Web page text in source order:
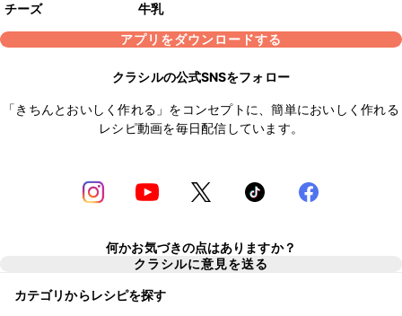
チーズ
牛乳
アプリをダウンロードする
クラシルの公式SNSをフォロー
「きちんとおいしく作れる」をコンセプトに、簡単においしく作れる
レシピ動画を毎日配信しています。
何かお気づきの点はありますか？
クラシルに意見を送る
カテゴリからレシピを探す